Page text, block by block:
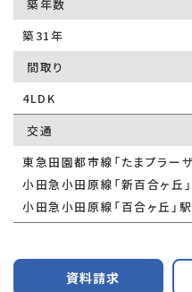
築年数
築31年
間取り
4LDK
交通
東急田園都市線「たまプラー
小田急小田原線「新百合ヶ丘
小田急小田原線「百合ヶ丘」
資料請求